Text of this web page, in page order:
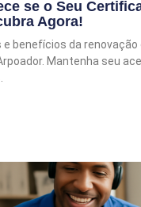
se o Seu
Agora!
e benefícios da
Mantenha seu